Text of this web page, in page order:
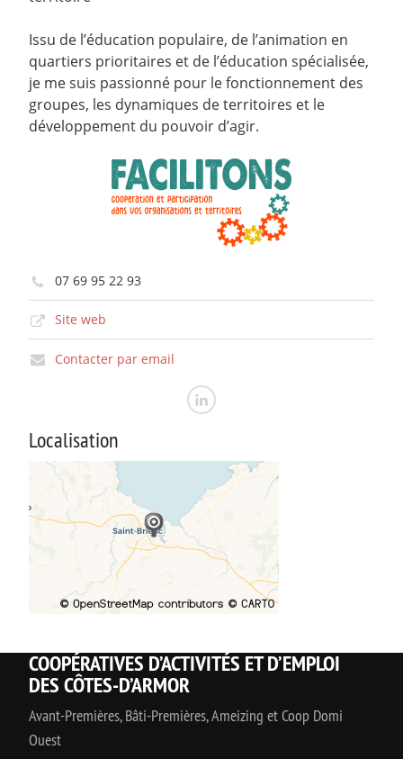
Issu de l’éducation populaire, de l’animation en
quartiers prioritaires et de l’éducation spécialisée,
je me suis passionné pour le fonctionnement des
groupes, les dynamiques de territoires et le
développement du pouvoir d’agir.
07 69 95 22 93
Site web
Contacter par email
Localisation
COOPÉRATIVES D’ACTIVITÉS ET D’EMPLOI
DES CÔTES-D’ARMOR
Avant-Premières, Bâti-Premières, Ameizing et Coop Domi
Ouest